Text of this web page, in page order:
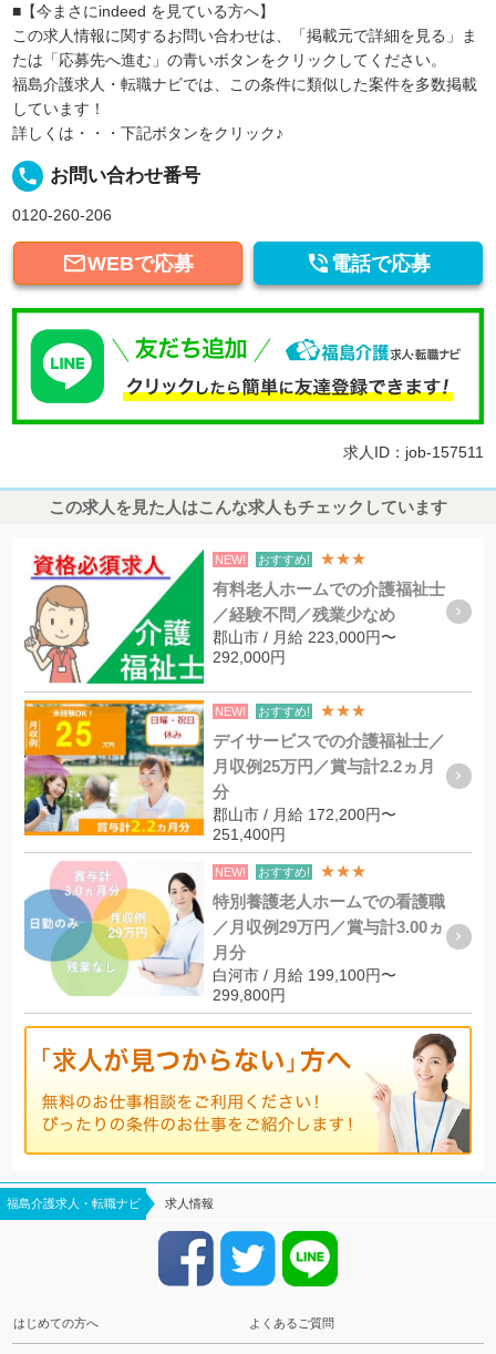
■【今まさにindeed を見ている方へ】
この求人情報に関するお問い合わせは、「掲載元で詳細を見る」ま
たは「応募先へ進む」の青いボタンをクリックしてください。
福島介護求人・転職ナビでは、この条件に類似した案件を多数掲載
しています！
詳しくは・・・下記ボタンをクリック♪
local_phone お問い合わせ番号
0120-260-206
WEBで応募  電話で応募
求人ID：job-157511
この求人を見た人はこんな求人もチェックしています
NEW! おすすめ! ★★★
有料老人ホームでの介護福祉士
／経験不問／残業少なめ
郡山市 / 月給 223,000円〜
292,000円
NEW! おすすめ! ★★★
デイサービスでの介護福祉士／
月収例25万円／賞与計2.2ヵ月
分
郡山市 / 月給 172,200円〜
251,400円
NEW! おすすめ! ★★★
特別養護老人ホームでの看護職
／月収例29万円／賞与計3.00ヵ
月分
白河市 / 月給 199,100円〜
299,800円
福島介護求人・転職ナビ 求人情報
はじめての方へ よくあるご質問